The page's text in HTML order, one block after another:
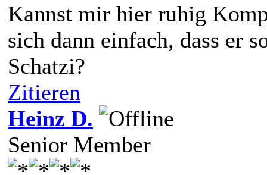
Kannst mir hier ruhig
sich dann einfach, dass er
Schatzi?
Zitieren
Heinz D.
Senior Member